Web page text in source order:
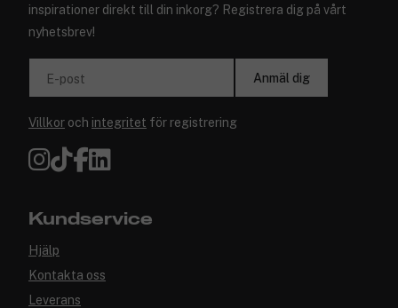
inspirationer direkt till din inkorg? Registrera dig på vårt
nyhetsbrev!
E-post Anmäl dig
Villkor och integritet för registrering
Kundservice
Hjälp
Kontakta oss
Leverans